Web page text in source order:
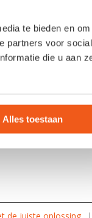
te bieden en om
partners voor social
die u aan
Alles toestaan
3D-
Ook in
3D-printing.
bloedvaten